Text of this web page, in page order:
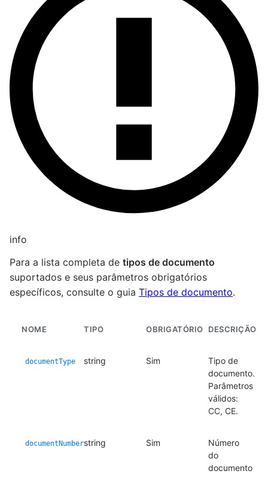
info
Para a lista completa de tipos de documento
suportados e seus parâmetros obrigatórios
específicos, consulte o guia Tipos de documento.
NOME TIPO OBRIGATÓRIO DESCRIÇÃO
documentType string Sim
Tipo de
documento.
Parâmetros
válidos:
CC, CE.
documentNumberstring Sim
Número
do
documento